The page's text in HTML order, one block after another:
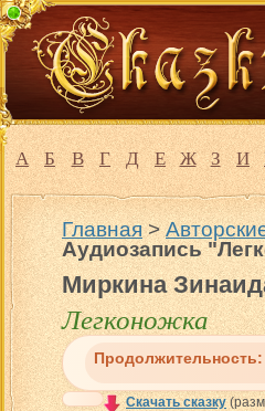
А Б В Г Д Е Ж З И
Главная>
Аудиозапись
Миркина
Легконожка
Продолжительность:
Скачать сказку